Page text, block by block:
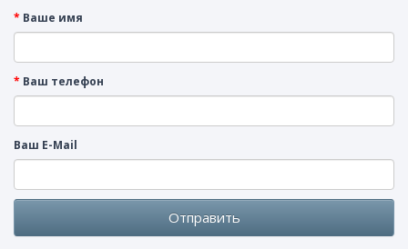
Ваше имя
Ваш телефон
Ваш E-Mail
Отправить